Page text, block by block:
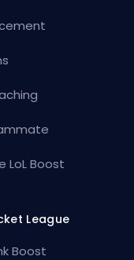
LoL Boost
League
Boost